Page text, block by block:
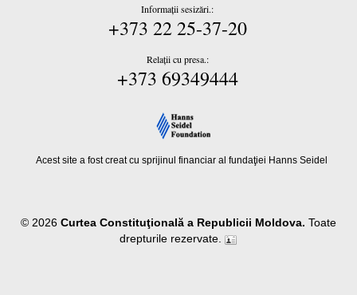
Informații sesizări.:
+373 22 25-37-20
Relații cu presa.:
+373 69349444
Acest site a fost creat cu sprijinul financiar al fundaţiei Hanns Seidel
© 2026 Curtea Constituţională a Republicii Moldova. Toate
drepturile rezervate.